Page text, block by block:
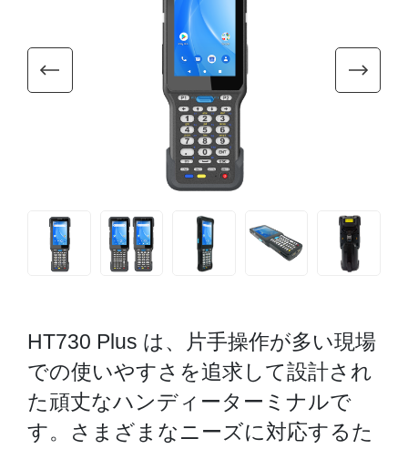
HT730 Plus は、片手操作が多い現場
での使いやすさを追求して設計され
た頑丈なハンディーターミナルで
す。さまざまなニーズに対応するた